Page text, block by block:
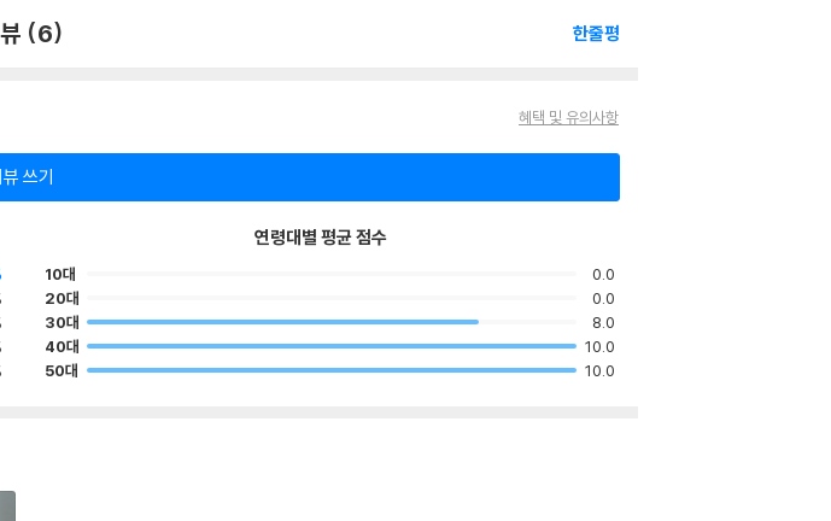
(6) 한줄평
혜택 및 유의사항
뷰 쓰기
연령대별 평균 점수
10대
0.0
20대
0.0
30대
8.0
40대
10.0
50대
10.0